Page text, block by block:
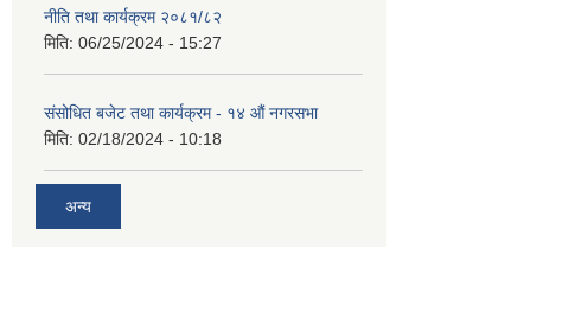
नीति तथा कार्यक्रम २०८१/८२
मिति: 06/25/2024 - 15:27
संसोधित बजेट तथा कार्यक्रम - १४ औं नगरसभा
मिति: 02/18/2024 - 10:18
अन्य